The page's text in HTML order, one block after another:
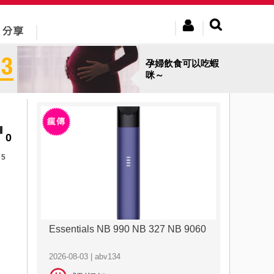
孕婦飲食可以吃蝦
咪～
0
5
Essentials NB 990 NB 327 NB 9060
2026-08-03 | abv134